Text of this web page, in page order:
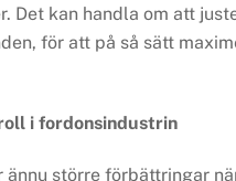
Det kan handla om att
för att på så sätt
i fordonsindustrin
större förbättringar